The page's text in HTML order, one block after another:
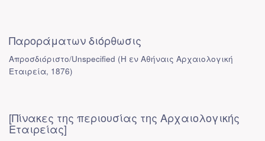
Παροράματων διόρθωσις
Απροσδιόριστο/Unspecified (Η εν Αθήναις Αρχαιολογική
Εταιρεία, 1876)
[Πίνακες της περιουσίας της Αρχαιολογικής
Εταιρείας]